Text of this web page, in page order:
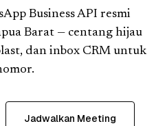
Business API resmi
Barat — centang hijau
dan inbox CRM untuk
Jadwalkan Meeting